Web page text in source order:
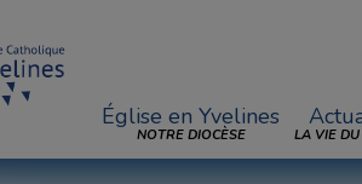
Église en Yvelines
NOTRE DIOCÈSE LA VIE